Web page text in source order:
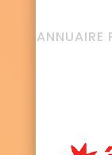
ANNUAIRE